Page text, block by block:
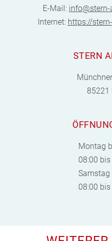
E-Mail:
Internet: https://
STERN
85221
Montag
08:00
Samstag
08:00